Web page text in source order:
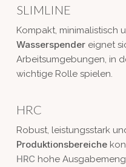
SLIMLINE
Kompakt, minimalistisch
Wasserspendereignet
Arbeitsumgebungen, in
wichtige Rolle spielen.
HRC
Robust, leistungsstark
Produktionsbereiche
HRC hohe